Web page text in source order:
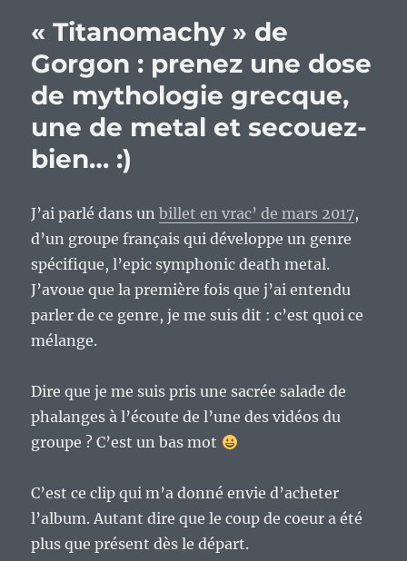
semaine…
« Titanomachy » de
Gorgon : prenez une dose
de mythologie grecque,
une de metal et secouez-
bien… :)
J’ai parlé dans unbillet en vrac’ de mars 2017,
d’un groupe français qui développe un genre
spécifique, l’epic symphonic death metal.
J’avoue que la première fois que j’ai entendu
parler de ce genre, je me suis dit : c’est quoi ce
mélange.
Dire que je me suis pris une sacrée salade de
phalanges à l’écoute de l’une des vidéos du
groupe ? C’est un bas mot
C’est ce clip qui m’a donné envie d’acheter
l’album. Autant dire que le coup de coeur a été
plus que présent dès le départ.